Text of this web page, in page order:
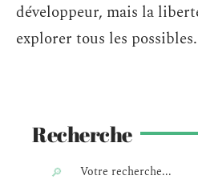
développeur, mais la
explorer tous les possibles.
Recherche